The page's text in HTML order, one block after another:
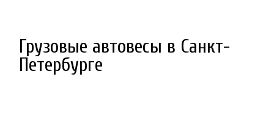
Грузовые автовесы в Санкт-
Петербурге